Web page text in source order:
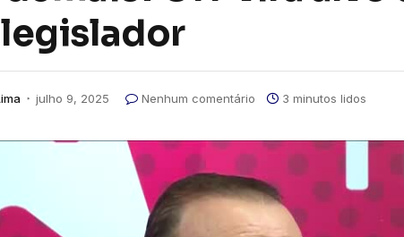
julho 9, 2025 Nenhum comentário 3 minutos lidos